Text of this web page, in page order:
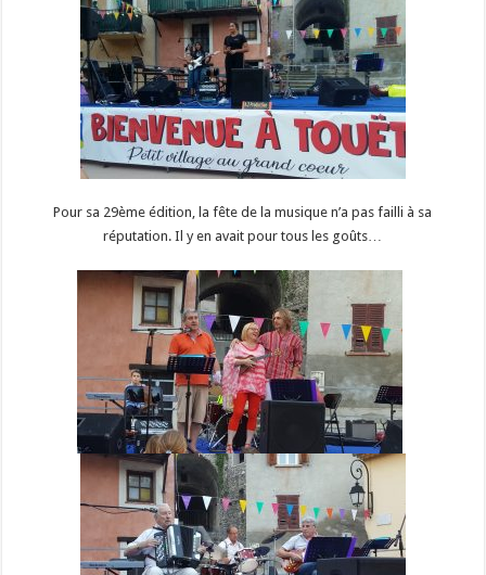
Pour sa 29ème édition, la fête de la musique n’a pas failli à sa
réputation. Il y en avait pour tous les goûts…